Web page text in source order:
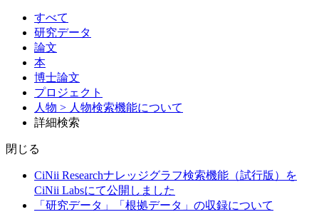
すべて
研究データ
論文
本
博士論文
プロジェクト
人物 > 人物検索機能について
詳細検索
閉じる
CiNii Researchナレッジグラフ検索機能（試行版）を
CiNii Labsにて公開しました
「研究データ」「根拠データ」の収録について